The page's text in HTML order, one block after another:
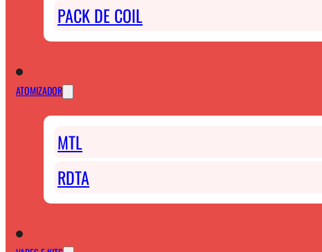
PACK DE COIL
ATOMIZADOR
MTL
RDTA